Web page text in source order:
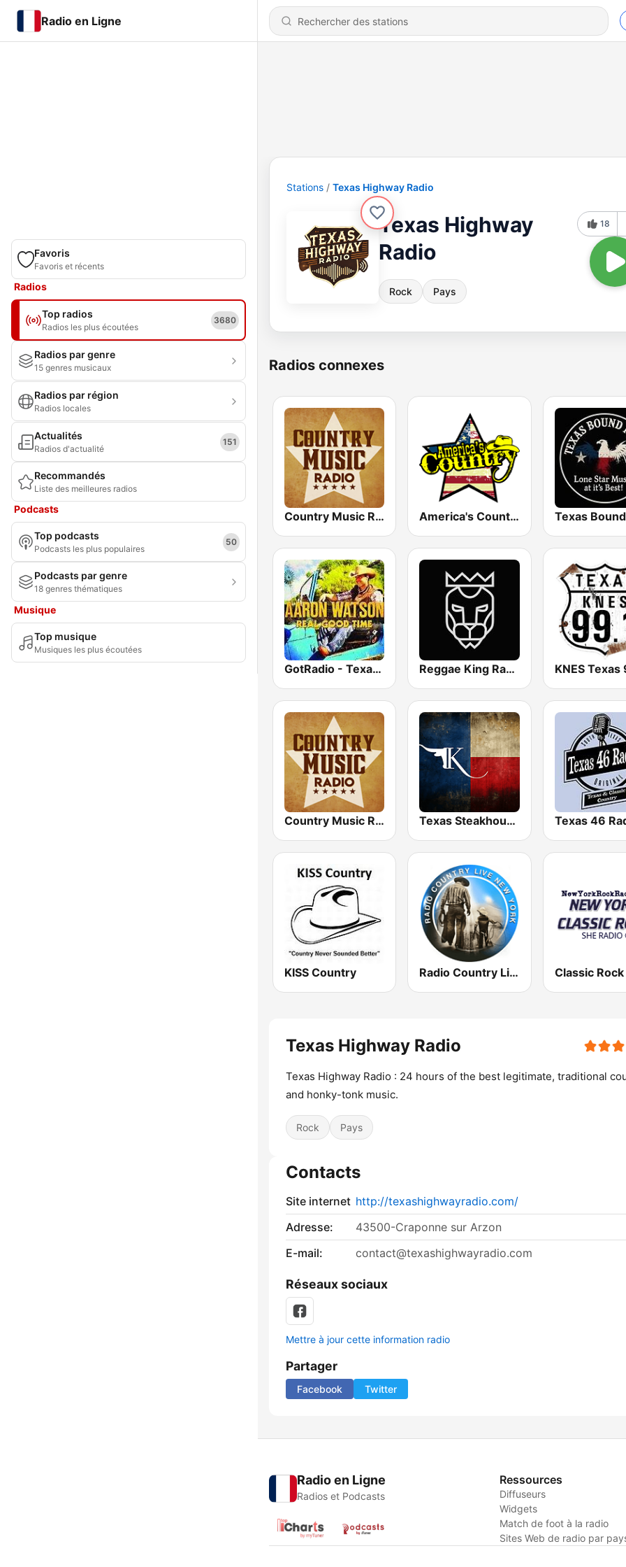
Radio en Ligne
Favoris
Favoris et récents
Radios
Top radios
Radios les plus écoutées
3680
Radios par genre
15 genres musicaux
Radios par région
Radios locales
Actualités
Radios d'actualité
151
Recommandés
Liste des meilleures radios
Podcasts
Top podcasts
Podcasts les plus populaires
50
Podcasts par genre
18 genres thématiques
Musique
Top musique
Musiques les plus écoutées
Stations Texas Highway Radio
Texas Highway
Radio
Rock Pays
18
Radios connexes
Country Music Radio - Classic Country America's Country
GotRadio - Texas Red Dirt Reggae King Radio
Country Music Radio - Country Love Texas Steakhouse Radio Texas 46
KISS Country Radio Country Live
Texas Highway Radio
Texas Highway Radio : 24 hours of the best legitimate, traditional
and honky-tonk music.
Rock Pays
Contacts
Site internet http://texashighwayradio.com/
Adresse:
43500-Craponne sur Arzon
E-mail:
contact@texashighwayradio.com
Réseaux sociaux
Mettre à jour cette information radio
Partager
Facebook Twitter
Radio en Ligne
Radios et Podcasts
Ressources
Diffuseurs
Widgets
Match de foot à la radio
Sites Web de radio par